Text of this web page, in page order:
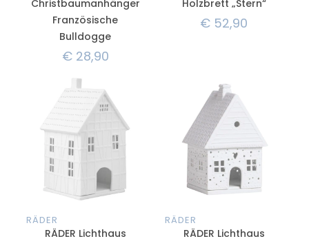
Christbaumanhänger
Französische
Bulldogge
€28,90
Holzbrett „Stern“
€ 52,90
RÄDER
RÄDER Lichthaus
RÄDER
RÄDER Lichthaus